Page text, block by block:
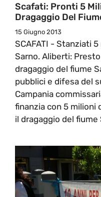
Scafati: Pronti 5
Dragaggio Del
15 Giugno 2013
SCAFATI - Stanziati
Sarno. Aliberti:
dragaggio del fiume
pubblici e difesa del
Campania
finanzia con 5 milioni
il dragaggio del fiume